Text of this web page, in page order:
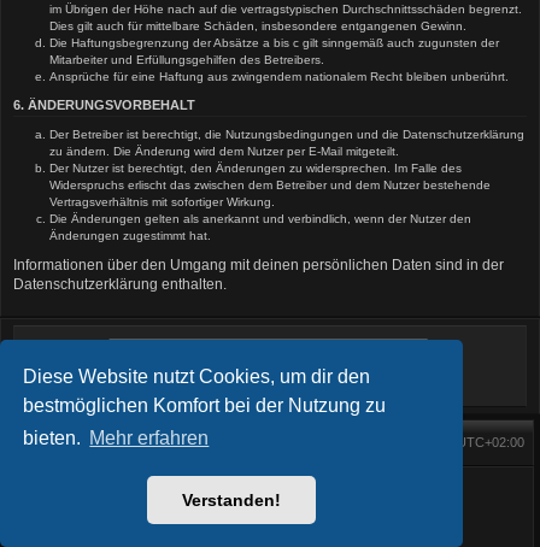
Diese Website nutzt Cookies, um dir den
bestmöglichen Komfort bei der Nutzung zu
bieten. Mehr erfahren
Verstanden!
im Übrigen der Höhe nach auf die vertragstypischen Durchschnittsschäden begrenzt.
Dies gilt auch für mittelbare Schäden, insbesondere entgangenen Gewinn.
Die Haftungsbegrenzung der Absätze a bis c gilt sinngemäß auch zugunsten der
Mitarbeiter und Erfüllungsgehilfen des Betreibers.
Ansprüche für eine Haftung aus zwingendem nationalem Recht bleiben unberührt.
6. ÄNDERUNGSVORBEHALT
Der Betreiber ist berechtigt, die Nutzungsbedingungen und die Datenschutzerklärung
zu ändern. Die Änderung wird dem Nutzer per E-Mail mitgeteilt.
Der Nutzer ist berechtigt, den Änderungen zu widersprechen. Im Falle des
Widerspruchs erlischt das zwischen dem Betreiber und dem Nutzer bestehende
Vertragsverhältnis mit sofortiger Wirkung.
Die Änderungen gelten als anerkannt und verbindlich, wenn der Nutzer den
Änderungen zugestimmt hat.
Informationen über den Umgang mit deinen persönlichen Daten sind in der
Datenschutzerklärung enthalten.
Startseite Foren-Übersicht UTC+02:00
® Forum Software © phpBB Limited
FanFanlaTuFlippe
Deutsche Übersetzung durchphpBB.de